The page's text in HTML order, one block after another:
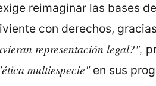
reimaginar las bases
con derechos,
representación legal?",
multiespecie"en sus